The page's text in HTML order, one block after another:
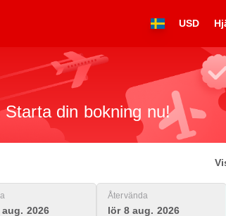
USD
din bokning nu!
2026
Återvända
lör 8 aug. 2026